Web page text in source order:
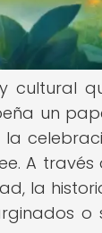
cultural
un
A
la